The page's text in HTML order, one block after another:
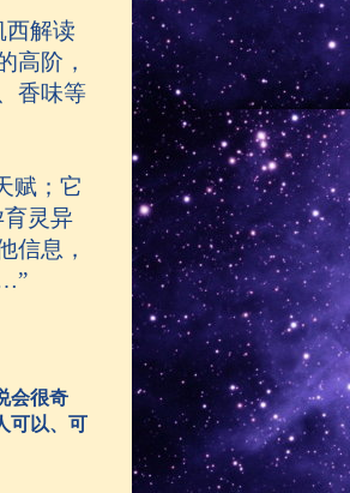
西解读
高阶，
香味等
赋；它
灵异
信息，
会很奇
可以、可